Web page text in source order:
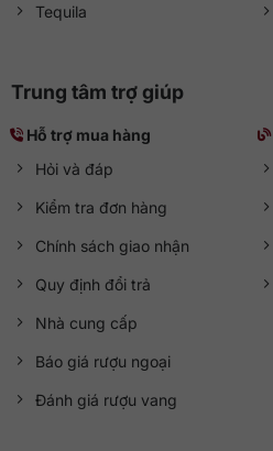
Tequila
Trung tâm trợ giúp
Hỗ trợ mua hàng
Hỏi và đáp
Kiểm tra đơn hàng
Chính sách giao nhận
Quy định đổi trả
Nhà cung cấp
Báo giá rượu ngoại
Đánh giá rượu vang